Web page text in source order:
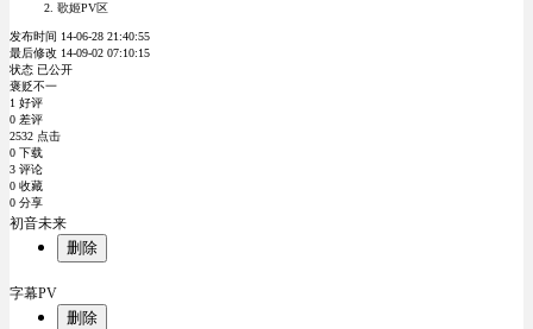
歌姬PV区
发布时间 14-06-28 21:40:55
最后修改 14-09-02 07:10:15
状态 已公开
褒贬不一
1 好评
0 差评
2532 点击
0 下载
3 评论
0 收藏
0 分享
初音未来
删除
字幕PV
删除